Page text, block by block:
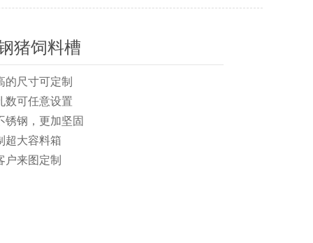
猪饲料槽
的尺寸可定制
数可任意设置
钢，更加坚固
超大容料箱
户来图定制